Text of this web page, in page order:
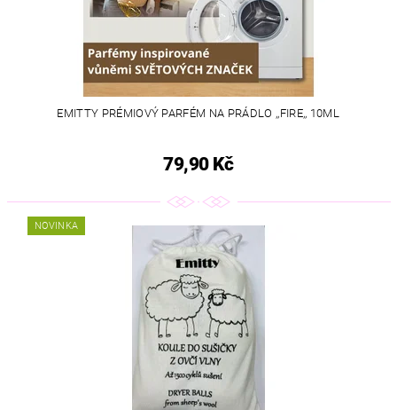
EMITTY PRÉMIOVÝ PARFÉM NA PRÁDLO ,,FIRE,, 10ML
79,90 Kč
NOVINKA